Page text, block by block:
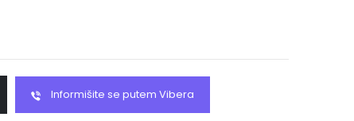
Informišite se putem Vibera